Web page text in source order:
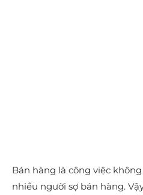
Bán hàng là công việc
nhiều người sợ bán hàng.